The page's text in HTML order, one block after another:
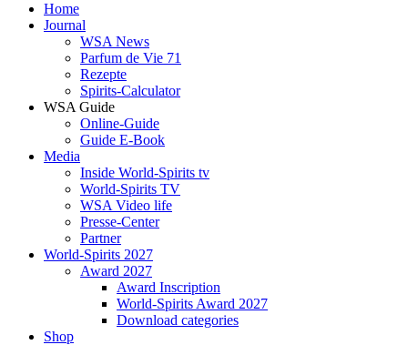
Home
Journal
WSA News
Parfum de Vie 71
Rezepte
Spirits-Calculator
WSA Guide
Online-Guide
Guide E-Book
Media
Inside World-Spirits tv
World-Spirits TV
WSA Video life
Presse-Center
Partner
World-Spirits 2027
Award 2027
Award Inscription
World-Spirits Award 2027
Download categories
Shop